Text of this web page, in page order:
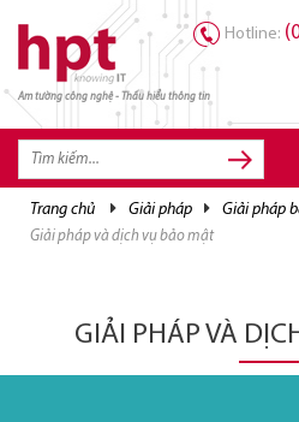
Am tường công nghệ - Thấu hiểu thông tin
Hotline:
trang chủ giải pháp giải pháp
giải pháp và dịch vụ bảo mật
GIẢI PHÁP VÀ
TRANG CHỦ
TRANG CHỦ
GIẢI PHÁP
TRI THỨC